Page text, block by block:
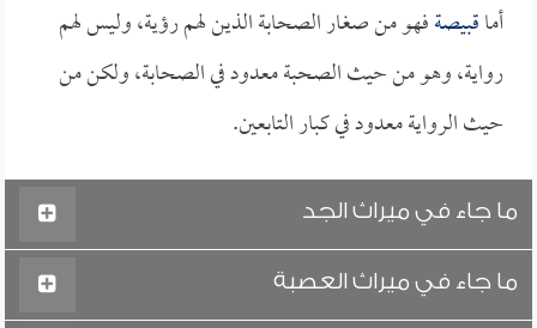
أماقبيصةفهو من صغار الصحابة الذين لهم رؤية، وليس لهم
رواية، وهو من حيث الصحبة معدود في الصحابة، ولكن من
حيث الرواية معدود في كبار التابعين.
ما جاء في ميراث الجد
ما جاء في ميراث العصبة